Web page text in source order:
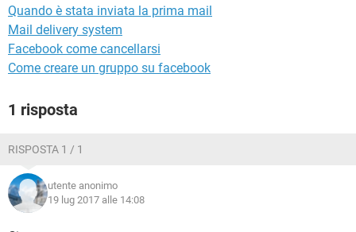
Quando è stata inviata la prima mail
Mail delivery system
Facebook come cancellarsi
Come creare un gruppo su facebook
1 risposta
RISPOSTA 1 / 1
utente anonimo
19 lug 2017 alle 14:08